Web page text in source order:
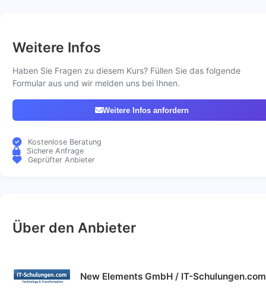
Weitere Infos
Haben Sie Fragen zu diesem Kurs? Füllen Sie das folgende
Formular aus und wir melden uns bei Ihnen.
Weitere Infos anfordern
Kostenlose Beratung
Sichere Anfrage
Geprüfter Anbieter
Über den Anbieter
New Elements GmbH / IT-Schulungen.com